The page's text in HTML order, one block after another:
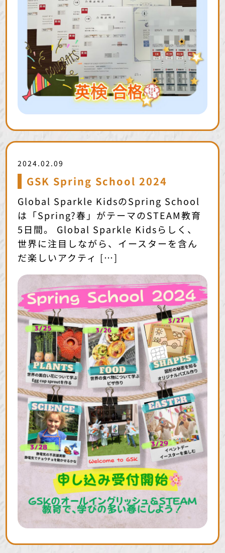
2024.02.09
GSK Spring School 2024
Global Sparkle KidsのSpring School
は「Spring?春」がテーマのSTEAM教育
5日間。 Global Sparkle Kidsらしく、
世界に注目しながら、イースターを含ん
だ楽しいアクティ […]